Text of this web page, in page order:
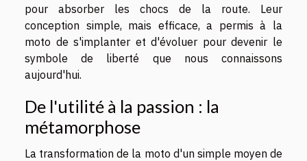
pour absorber les chocs de la route. Leur
conception simple, mais efficace, a permis à la
moto de s'implanter et d'évoluer pour devenir le
symbole de liberté que nous connaissons
aujourd'hui.
De l'utilité à la passion : la
métamorphose
La transformation de la moto d'un simple moyen de